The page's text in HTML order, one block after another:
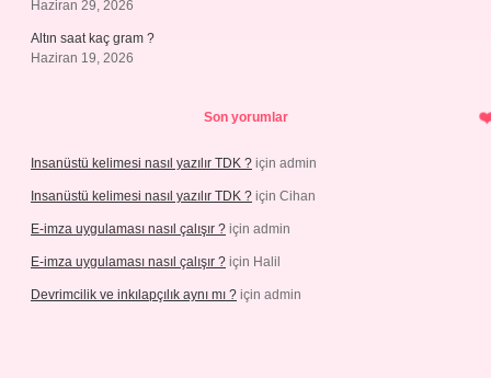
Haziran 29, 2026
Altın saat kaç gram ?
Haziran 19, 2026
Son yorumlar
Insanüstü kelimesi nasıl yazılır TDK ? için admin
Insanüstü kelimesi nasıl yazılır TDK ? için Cihan
E-imza uygulaması nasıl çalışır ? için admin
E-imza uygulaması nasıl çalışır ? için Halil
Devrimcilik ve inkılapçılık aynı mı ? için admin